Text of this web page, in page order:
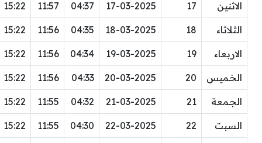
الاثنين 17
17-03-2025
04:37
11:57
15:22
الثلاثاء 18
18-03-2025
04:35
11:56
15:22
الاربعاء 19
19-03-2025
04:34
11:56
15:22
الخميس 20
20-03-2025
04:33
11:56
15:22
الجمعة 21
21-03-2025
04:32
11:55
15:22
السبت 22
22-03-2025
04:30
11:55
15:22